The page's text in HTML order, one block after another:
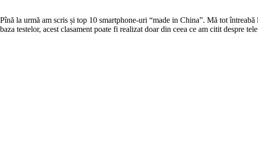
Pînă la urmă am scris și top 10 smartphone-uri “made in China”. Mă tot
baza testelor, acest clasament poate fi realizat doar din ceea ce am citit despre